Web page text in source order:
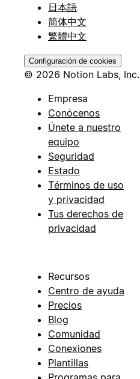
日本語
简体中文
繁體中文
Configuración de cookies
© 2026 Notion Labs, Inc.
Empresa
Conócenos
Únete a nuestro
equipo
Seguridad
Estado
Términos de uso
y privacidad
Tus derechos de
privacidad
Recursos
Centro de ayuda
Precios
Blog
Comunidad
Conexiones
Plantillas